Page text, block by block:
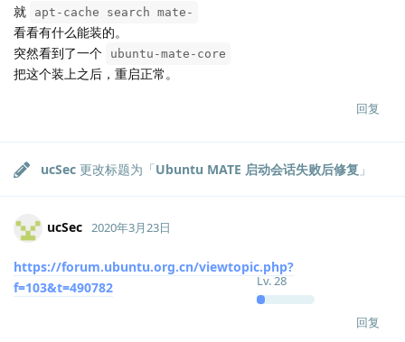
就
apt-cache search mate-
看看有什么能装的。
突然看到了一个
ubuntu-mate-core
把这个装上之后，重启正常。
回复
ucSec 更改标题为「Ubuntu MATE 启动会话失败后修复 」
ucSec
Lv.28
2020年3月23日
https://forum.ubuntu.org.cn/viewtopic.php?
f=103&t=490782
回复